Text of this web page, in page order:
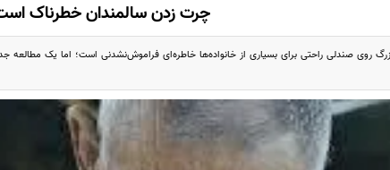
چرت زدن سالمندان خطرناک
روی صندلی راحتی برای بسیاری از خانواده‌ها خاطره‌ای فراموش‌نشدنی است؛ اما یک مطالعه‌